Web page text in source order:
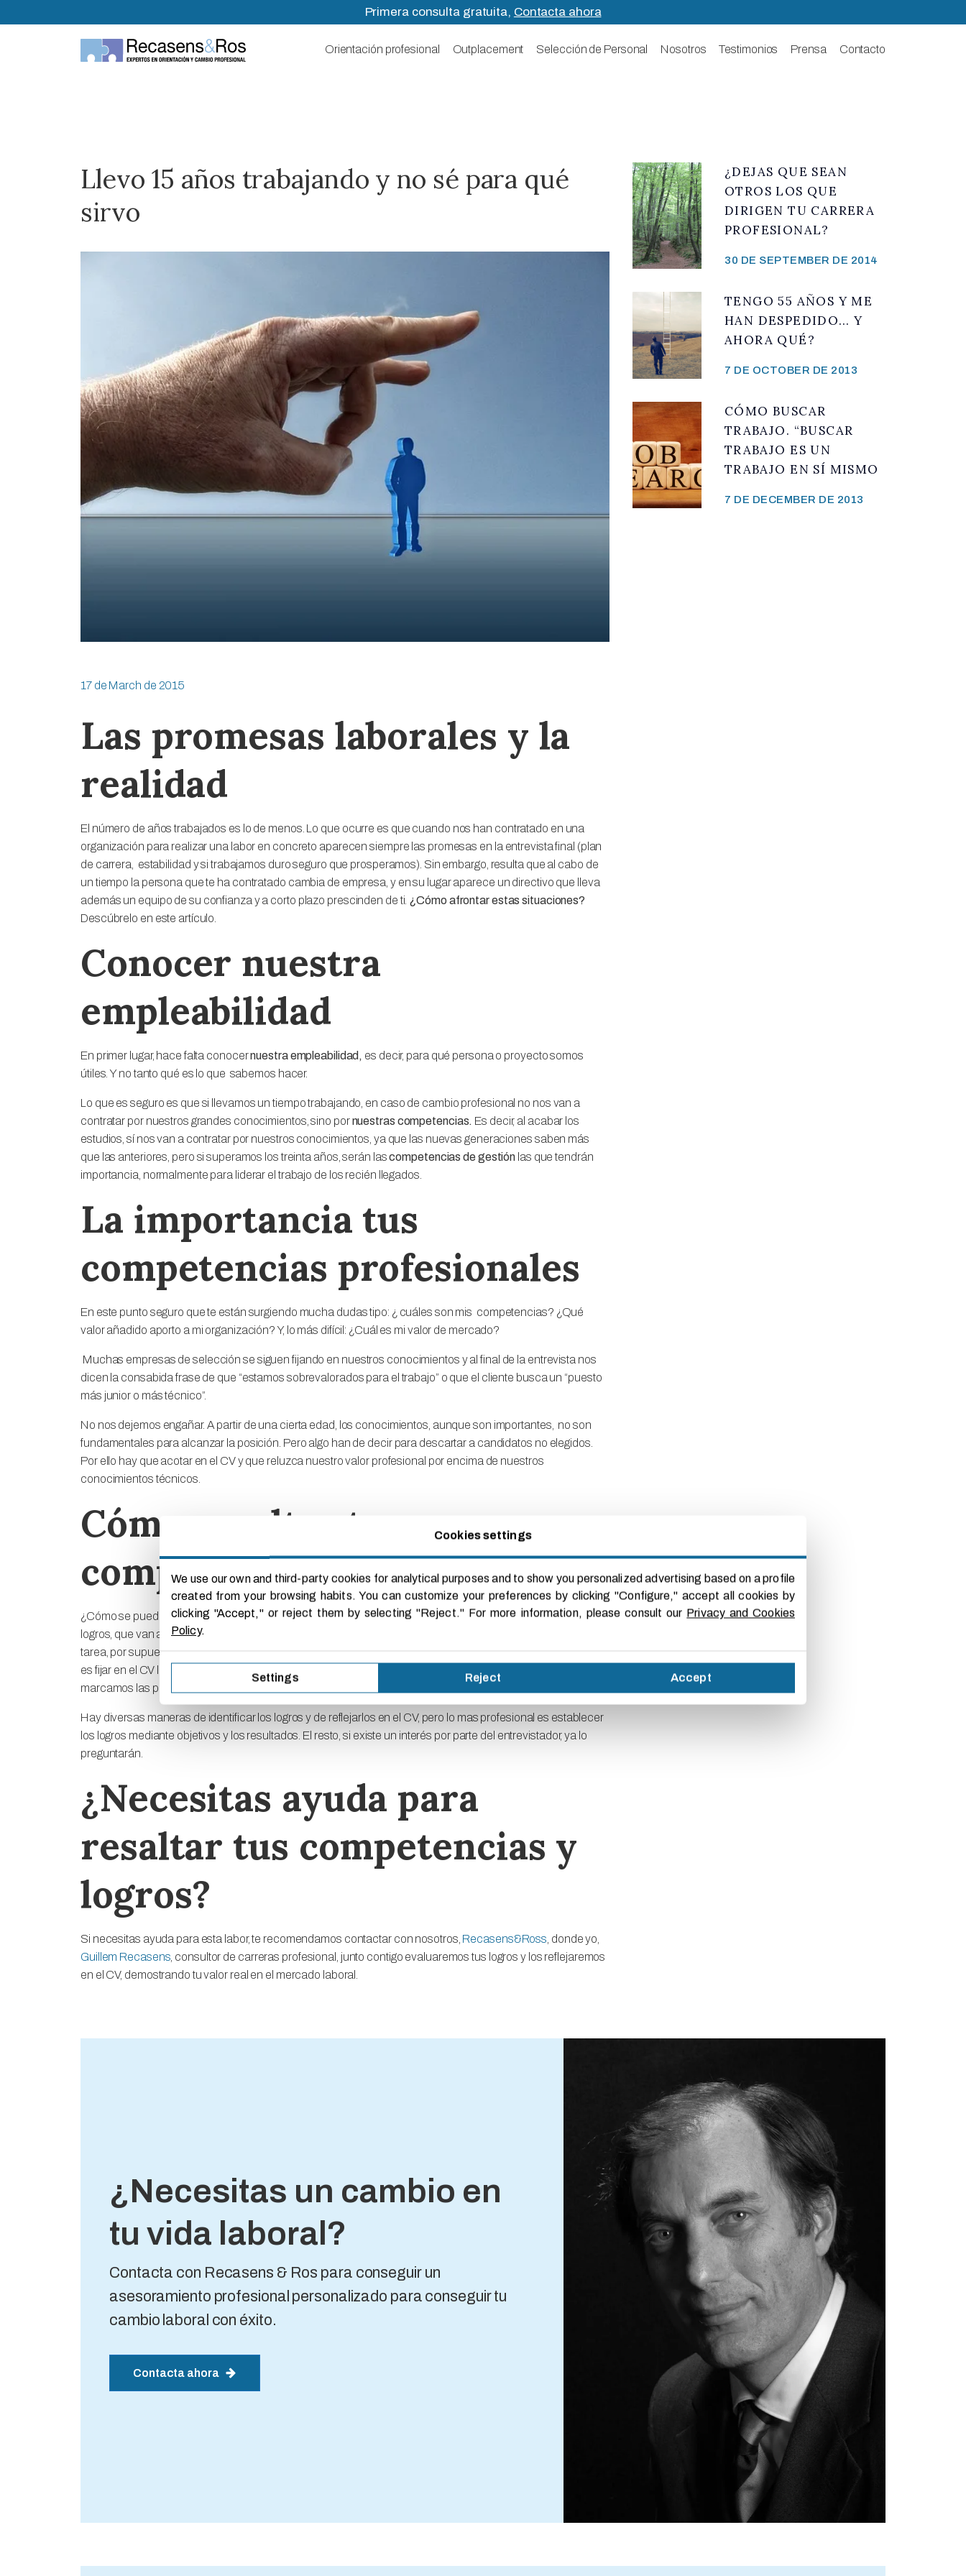
Primera consulta gratuita, Contacta ahora
Orientación profesional Outplacement Selección de Personal Nosotros Testimonios Prensa Contacto
Llevo 15 años trabajando y no sé para qué
sirvo
17 de March de 2015
Las promesas laborales y la
realidad
El número de años trabajados es lo de menos. Lo que ocurre es que cuando nos han contratado en una
organización para realizar una labor en concreto aparecen siempre las promesas en la entrevista final (plan
de carrera, estabilidad y si trabajamos duro seguro que prosperamos). Sin embargo, resulta que al cabo de
un tiempo la persona que te ha contratado cambia de empresa, y en su lugar aparece un directivo que lleva
además un equipo de su confianza y a corto plazo prescinden de ti. ¿Cómo afrontar estas situaciones?
Descúbrelo en este artículo.
Conocer nuestra
empleabilidad
En primer lugar, hace falta conocernuestra empleabilidad, es decir, para qué persona o proyecto somos
útiles. Y no tanto qué es lo que sabemos hacer.
Lo que es seguro es que si llevamos un tiempo trabajando, en caso de cambio profesional no nos van a
contratar por nuestros grandes conocimientos, sino pornuestras competencias. Es decir, al acabar los
estudios, sí nos van a contratar por nuestros conocimientos, ya que las nuevas generaciones saben más
que las anteriores, pero si superamos los treinta años, serán lascompetencias de gestión las que tendrán
importancia, normalmente para liderar el trabajo de los recién llegados.
La importancia tus
competencias profesionales
En este punto seguro que te están surgiendo mucha dudas tipo: ¿ cuáles son mis competencias? ¿Qué
valor añadido aporto a mi organización? Y, lo más difícil: ¿Cuál es mi valor de mercado?
Muchas empresas de selección se siguen fijando en nuestros conocimientos y al final de la entrevista nos
dicen la consabida frase de que “estamos sobrevalorados para el trabajo” o que el cliente busca un “puesto
más junior o más técnico”.
No nos dejemos engañar. A partir de una cierta edad, los conocimientos, aunque son importantes, no son
fundamentales para alcanzar la posición. Pero algo han de decir para descartar a candidatos no elegidos.
Por ello hay que acotar en el CV y que reluzca nuestro valor profesional por encima de nuestros
conocimientos técnicos.
Cómo resaltar tus
competencias y logros
¿Cómo se pueden sacar a relucir las competencias? Pues mediante la elaboración de un inventario de
logros, que van a permitir a un tercero valorar si las competencias vertidas en el CV tienen relevancia. Esta
tarea, por supuesto, de debe realizar sin desvelar información confidencial de la anterior empresa. El objetivo
es fijar en el CV los logros más relevantes que permitan demostrar
nuestro valor añadido
marcamos las pautas al entrevistador y no nos hace perder el tiempo.
Hay diversas maneras de identificar los logros y de reflejarlos en el CV, pero lo mas profesional es establecer
los logros mediante objetivos y los resultados. El resto, si existe un interés por parte del entrevistador, ya lo
preguntarán.
¿Necesitas ayuda para
resaltar tus competencias y
logros?
Si necesitas ayuda para esta labor, te recomendamos contactar con nosotros, Recasens&Ross , donde yo,
Guillem Recasens , consultor de carreras profesional, junto contigo evaluaremos tus logros y los reflejaremos
en el CV, demostrando tu valor real en el mercado laboral.
¿DEJAS QUE SEAN
OTROS LOS QUE
DIRIGEN TU CARRERA
PROFESIONAL?
30 DE SEPTEMBER DE 2014
TENGO 55 AÑOS Y ME
HAN DESPEDIDO… Y
AHORA QUÉ?
7 DE OCTOBER DE 2013
CÓMO BUSCAR
TRABAJO. “BUSCAR
TRABAJO ES UN
TRABAJO EN SÍ MISMO
7 DE DECEMBER DE 2013
¿Necesitas un cambio en
tu vida laboral?
Contacta con Recasens & Ros para conseguir un
asesoramiento profesional personalizado para conseguir tu
cambio laboral con éxito.
Contacta ahora
Cookies settings
We use our own and third-party cookies for analytical purposes and to show you personalized advertising based on a profile
created from your browsing habits. You can customize your preferences by clicking "Configure," accept all cookies by
clicking "Accept," or reject them by selecting "Reject." For more information, please consult our Privacy and Cookies
Policy.
Settings Reject Accept